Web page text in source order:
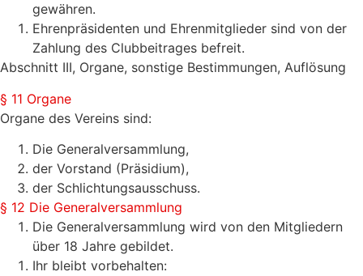
gewähren.
Ehrenpräsidenten und Ehrenmitglieder sind von der
Zahlung des Clubbeitrages befreit.
Abschnitt III, Organe, sonstige Bestimmungen, Auflösung
§ 11 Organe
Organe des Vereins sind:
Die Generalversammlung,
der Vorstand (Präsidium),
der Schlichtungsausschuss.
§ 12 Die Generalversammlung
Die Generalversammlung wird von den Mitgliedern
über 18 Jahre gebildet.
Ihr bleibt vorbehalten: